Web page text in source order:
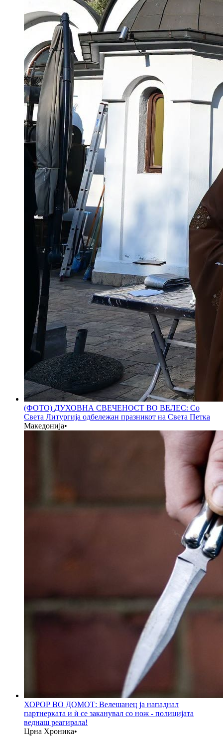
(ФОТО) ДУХОВНА СВЕЧЕНОСТ ВО ВЕЛЕС: Со
Света Литургија одбележан празникот на Света Петка
Македонија•
ХОРОР ВО ДОМОТ: Велешанец ја нападнал
партнерката и ѝ се заканувал со нож - полицијата
веднаш реагирала!
Црна Хроника•